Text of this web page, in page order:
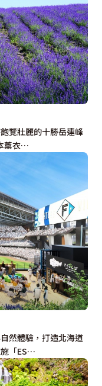
覽壯麗的十勝岳連峰
薰衣…
然體驗，打造北海道
「ES…